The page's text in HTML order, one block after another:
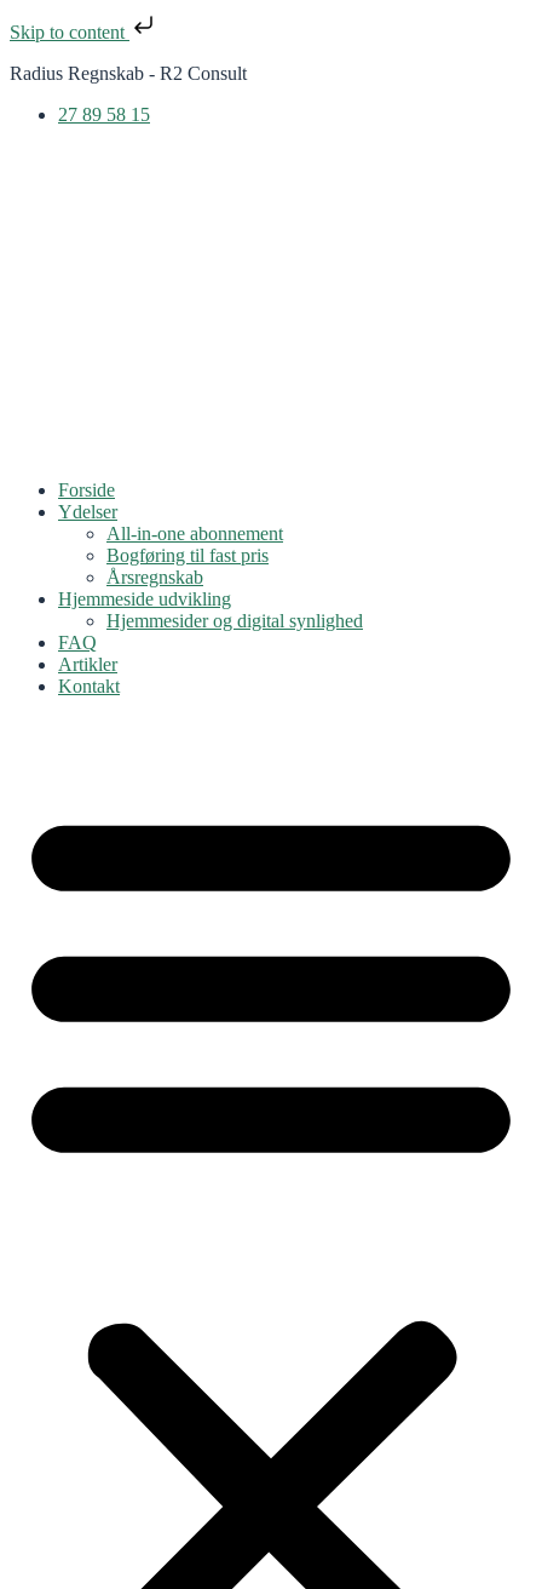
Skip to content
Radius Regnskab - R2 Consult
27 89 58 15
Forside
Ydelser
All-in-one abonnement
Bogføring til fast pris
Årsregnskab
Hjemmeside udvikling
Hjemmesider og digital synlighed
FAQ
Artikler
Kontakt